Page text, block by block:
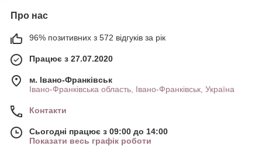
Про нас
96% позитивних з 572 відгуків за рік
Працює з 27.07.2020
м. Івано-Франківськ
Івано-Франківська область, Івано-Франківськ, Україна
Контакти
Сьогодні працює з 09:00 до 14:00
Показати весь графік роботи